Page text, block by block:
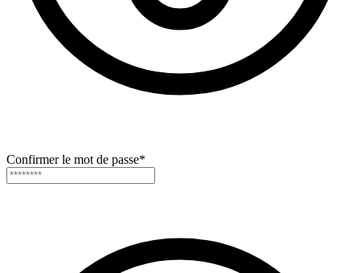
Confirmer le mot de passe*